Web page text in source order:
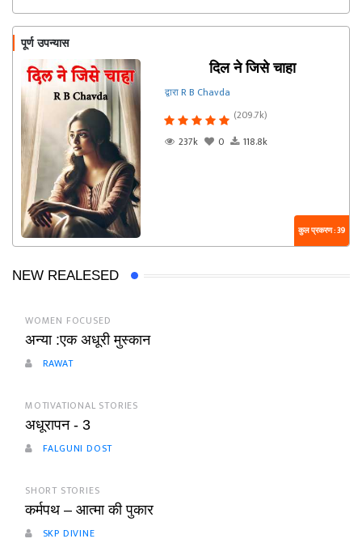
पूर्ण उपन्यास
दिल ने जिसे चाहा
द्वारा R B Chavda
(209.7k)
237k
0 118.8k
कुल प्रकरण : 39
NEW REALESED
WOMEN FOCUSED
अन्या :एक अधूरी मुस्कान
RAWAT
MOTIVATIONAL STORIES
अधूरापन - 3
FALGUNI DOST
SHORT STORIES
कर्मपथ – आत्मा की पुकार
SKP DIVINE